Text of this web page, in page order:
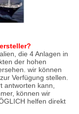
die 4 Anlagen in
der hohen
wir können
Verfügung stellen.
antworten kann,
können wir
helfen direkt